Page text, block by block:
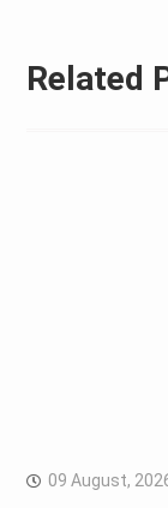
Related
09 August,